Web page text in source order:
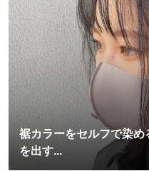
裾カラーをセルフで染
を出す...